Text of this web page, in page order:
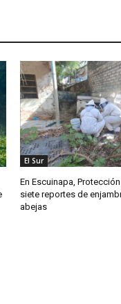
El Sur
En Escuinapa,
siete reportes de
abejas